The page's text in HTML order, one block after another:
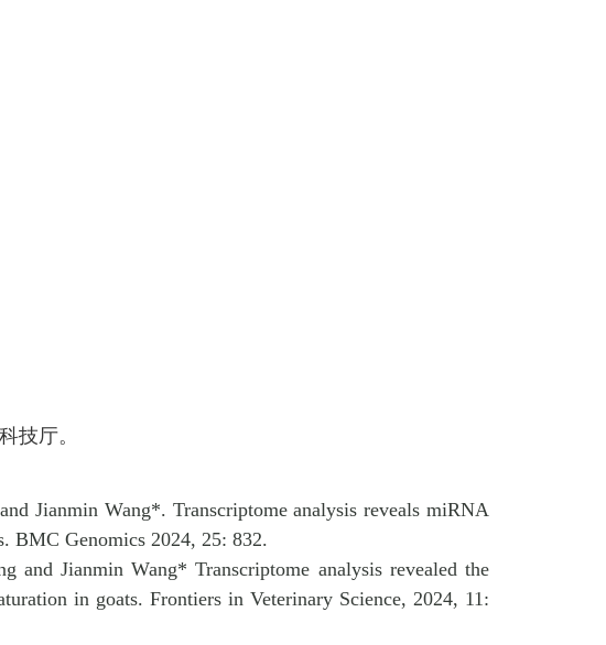
技厅。
Jianmin Wang*. Transcriptome analysis reveals miRNA
BMC Genomics 2024, 25: 832.
and Jianmin Wang*Transcriptome analysis revealed the
in goats.Frontiers in Veterinary Science, 2024, 11: